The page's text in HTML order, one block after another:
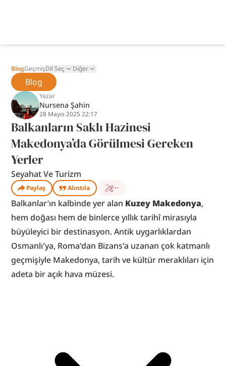
BlogGeçmişDil Seç Diğer
Blog
Yazar
Nursena Şahin
28 Mayıs 2025 22:17
Balkanların Saklı Hazinesi
Makedonya’da Görülmesi Gereken
Yerler
Seyahat Ve Turizm
Paylaş Alıntıla
Balkanlar’ın kalbinde yer alan Kuzey Makedonya,
hem doğası hem de binlerce yıllık tarihî mirasıyla
büyüleyici bir destinasyon. Antik uygarlıklardan
Osmanlı'ya, Roma'dan Bizans'a uzanan çok katmanlı
geçmişiyle Makedonya, tarih ve kültür meraklıları için
adeta bir açık hava müzesi.